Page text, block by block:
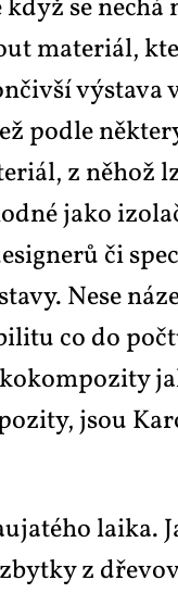
se
ma­te­ri­ál,
pod­le
z ně­hož
ja­ko
či
Ne­se
co do
jsou
z